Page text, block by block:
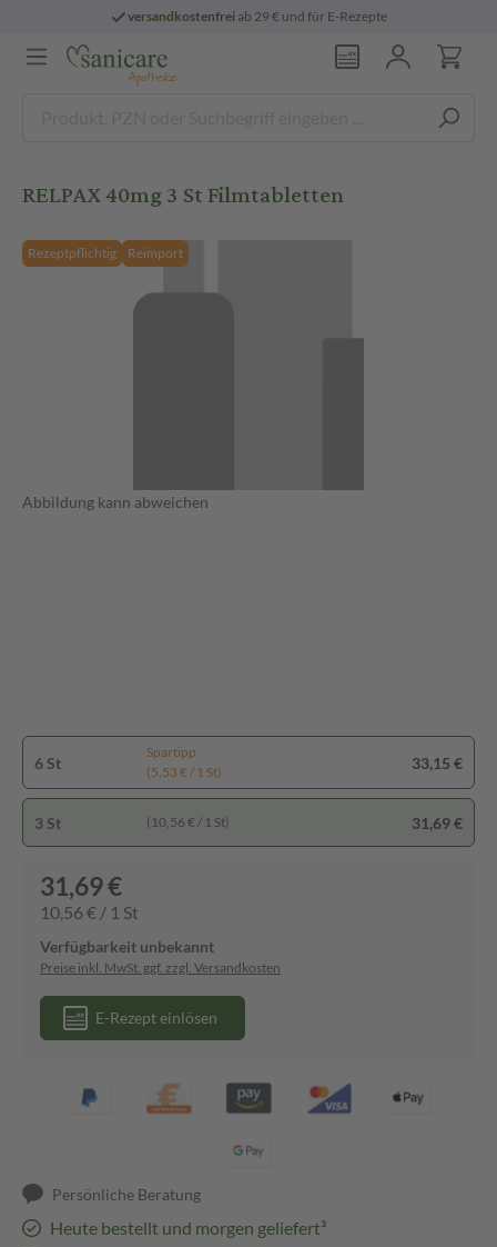
versandkostenfreiab 29 € und für E-Rezepte
RELPAX 40mg 3 St Filmtabletten
Rezeptpflichtig Reimport
Abbildung kann abweichen
6 St
Spartipp
(5,53 € / 1 St)
33,15 €
3 St (10,56 € / 1 St) 31,69 €
31,69 €
10,56 € / 1 St
Verfügbarkeit unbekannt
Preise inkl. MwSt. ggf. zzgl. Versandkosten
E-Rezept einlösen
Persönliche Beratung
Heute bestellt und morgen geliefert³